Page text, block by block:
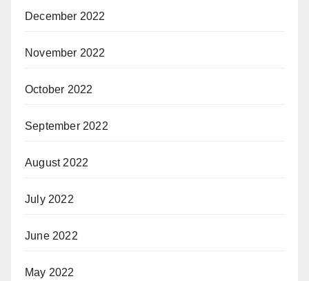
December 2022
November 2022
October 2022
September 2022
August 2022
July 2022
June 2022
May 2022